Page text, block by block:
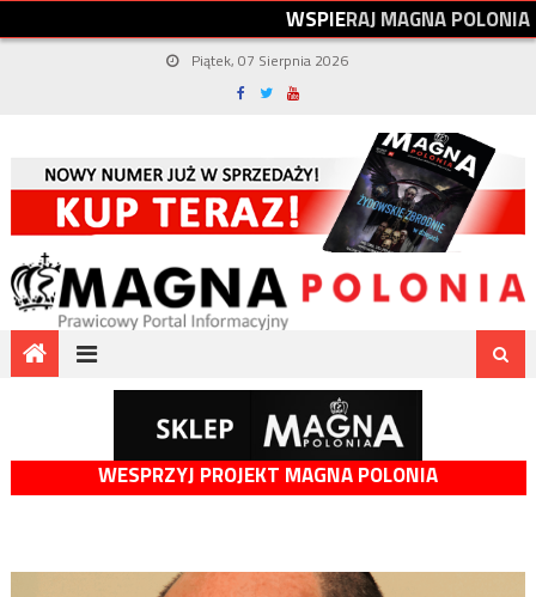
WSPIERAJMAGNAPOLONIA
Piątek, 07 Sierpnia 2026
WESPRZYJ PROJEKT MAGNA POLONIA